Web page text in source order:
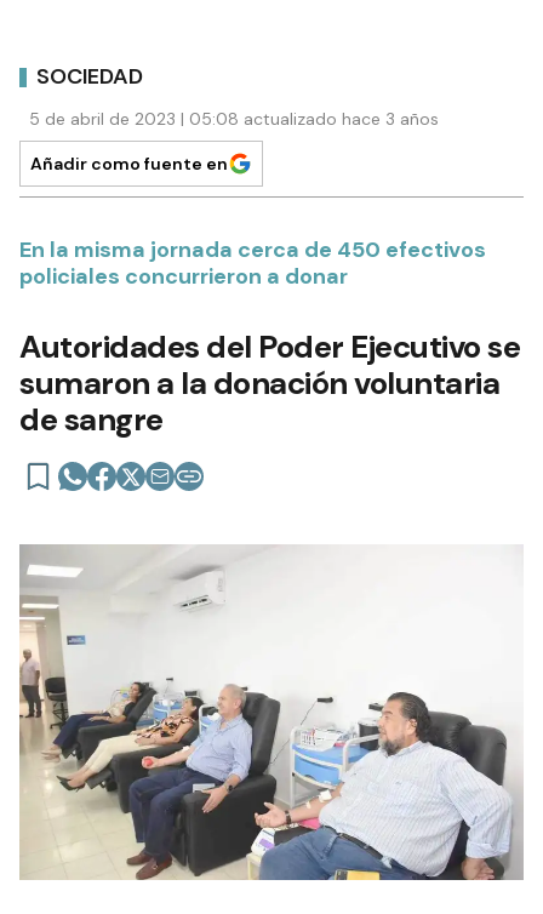
SOCIEDAD
5 de abril de 2023 | 05:08 actualizado hace 3 años
Añadir como fuente en
En la misma jornada cerca de 450 efectivos
policiales concurrieron a donar
Autoridades del Poder Ejecutivo se
sumaron a la donación voluntaria
de sangre